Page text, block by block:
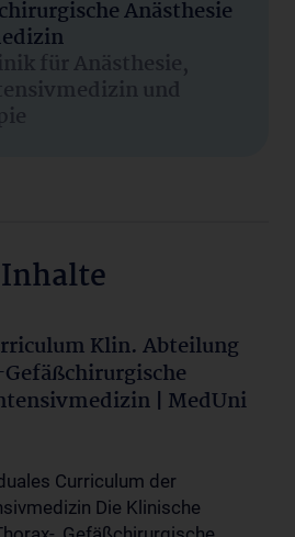
Anästhesie
für Anästhesie,
und
Klin. Abteilung
| MedUni
Curriculum der
Die Klinische